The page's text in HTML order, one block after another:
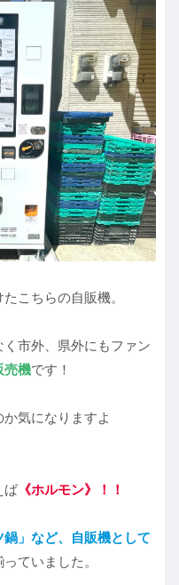
こちらの自販機。
市外、県外にもファン
売機です！
気になりますよ
ば 《ホルモン》！！
鍋」など、自販機として
っていました。